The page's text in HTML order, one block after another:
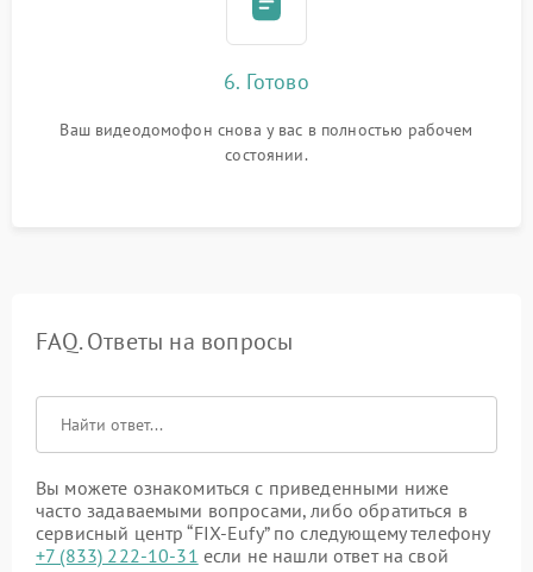
6. Готово
Ваш видеодомофон снова у вас в полностью рабочем
состоянии.
FAQ. Ответы на вопросы
Вы можете ознакомиться с приведенными ниже
часто задаваемыми вопросами, либо обратиться в
сервисный центр “FIX-Eufy” по следующему телефону
+7 (833) 222-10-31 если не нашли ответ на свой